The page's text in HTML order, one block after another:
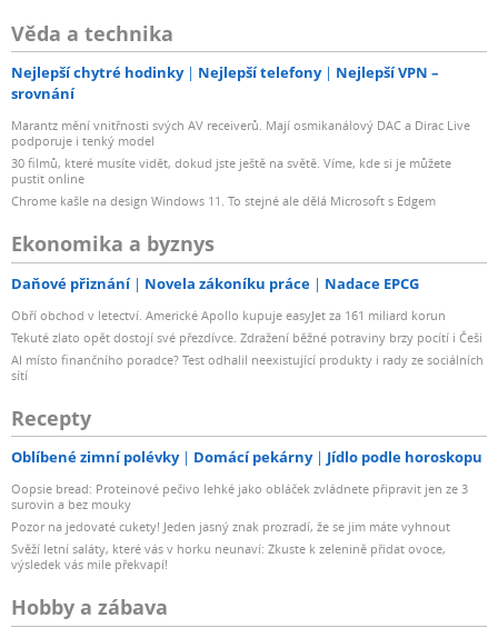
Věda a technika
Nejlepší chytré hodinky Nejlepší telefony
Nejlepší VPN –
srovnání
Marantz mění vnitřnosti svých AV receiverů. Mají osmikanálový DAC a Dirac Live
podporuje i tenký model
30 filmů, které musíte vidět, dokud jste ještě na světě. Víme, kde si je můžete
pustit online
Chrome kašle na design Windows 11. To stejné ale dělá Microsoft s Edgem
Ekonomika a byznys
Daňové přiznání Novela zákoníku práce Nadace EPCG
Obří obchod v letectví. Americké Apollo kupuje easyJet za 161 miliard korun
Tekuté zlato opět dostojí své přezdívce. Zdražení běžné potraviny brzy pocítí i Češi
AI místo finančního poradce? Test odhalil neexistující produkty i rady ze sociálních
sítí
Recepty
Oblíbené zimní polévky Domácí pekárny Jídlo podle horoskopu
Oopsie bread: Proteinové pečivo lehké jako obláček zvládnete připravit jen ze 3
surovin a bez mouky
Pozor na jedovaté cukety! Jeden jasný znak prozradí, že se jim máte vyhnout
Svěží letní saláty, které vás v horku neunaví: Zkuste k zelenině přidat ovoce,
výsledek vás mile překvapí!
Hobby a zábava